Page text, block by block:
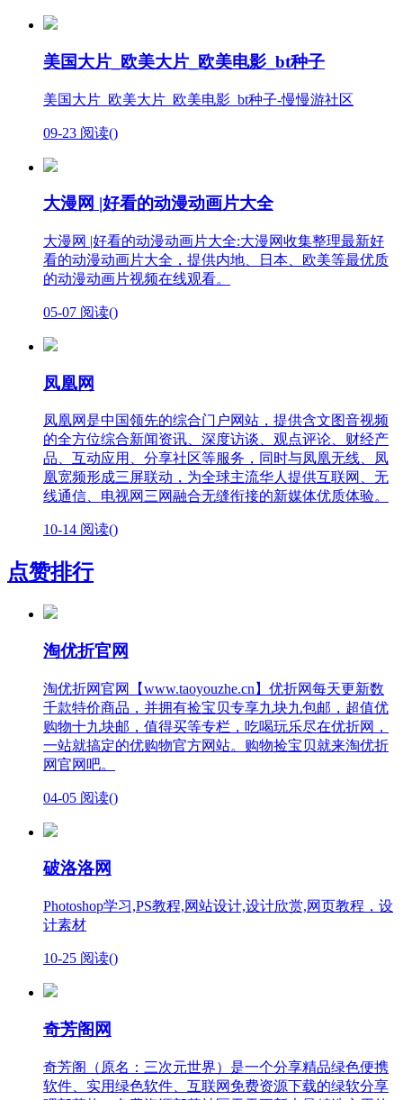
美国大片_欧美大片_欧美电影_bt种子
美国大片_欧美大片_欧美电影_bt种子-慢慢游社区
09-23 阅读()
大漫网 |好看的动漫动画片大全
大漫网 |好看的动漫动画片大全:大漫网收集整理最新好
看的动漫动画片大全，提供内地、日本、欧美等最优质
的动漫动画片视频在线观看。
05-07 阅读()
凤凰网
凤凰网是中国领先的综合门户网站，提供含文图音视频
的全方位综合新闻资讯、深度访谈、观点评论、财经产
品、互动应用、分享社区等服务，同时与凤凰无线、凤
凰宽频形成三屏联动，为全球主流华人提供互联网、无
线通信、电视网三网融合无缝衔接的新媒体优质体验。
10-14 阅读()
点赞排行
淘优折官网
淘优折网官网【www.taoyouzhe.cn】优折网每天更新数
千款特价商品，并拥有捡宝贝专享九块九包邮，超值优
购物十九块邮，值得买等专栏，吃喝玩乐尽在优折网，
一站就搞定的优购物官方网站。购物捡宝贝就来淘优折
网官网吧。
04-05 阅读()
破洛洛网
Photoshop学习,PS教程,网站设计,设计欣赏,网页教程，设
计素材
10-25 阅读()
奇芳阁网
奇芳阁（原名：三次元世界）是一个分享精品绿色便携
软件、实用绿色软件、互联网免费资源下载的绿软分享